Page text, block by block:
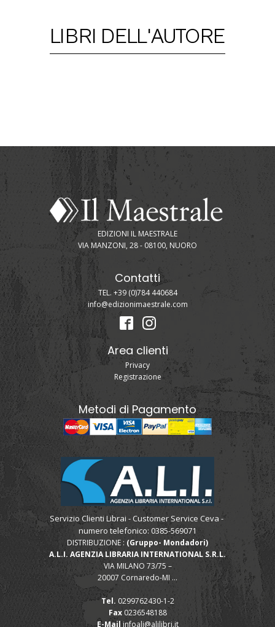
LIBRI DELL'AUTORE
EDIZIONI IL MAESTRALE
VIA MANZONI, 28 - 08100, NUORO
Contatti
TEL. +39 (0)784 440684
info@edizionimaestrale.com
Area clienti
Privacy
Registrazione
Metodi di Pagamento
Servizio Clienti Librai - Customer Service Ceva -
numero telefonico: 0385-569071
DISTRIBUZIONE : (Gruppo- Mondadori)
A.L.I. AGENZIA LIBRARIA INTERNATIONAL S.R.L.
VIA MILANO 73/75 –
20007 Cornaredo-MI ...
Tel. 0299762430-1-2
Fax0236548188
E-Mail infoali@alilibri.it